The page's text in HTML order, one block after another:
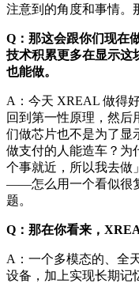
注意到的角度和事情。
Q：那这会跟你们现在
技术积累更多在显示这
也能做。
A：今天 XREAL 做得
回到第一性原理，然后
们做芯片也不是为了显
做支付的人能造车？为
个事就近，所以我去做
——怎么用一个看似很
题。
Q：那在你看来，
A：一个多模态的、
设备，加上实现长期记